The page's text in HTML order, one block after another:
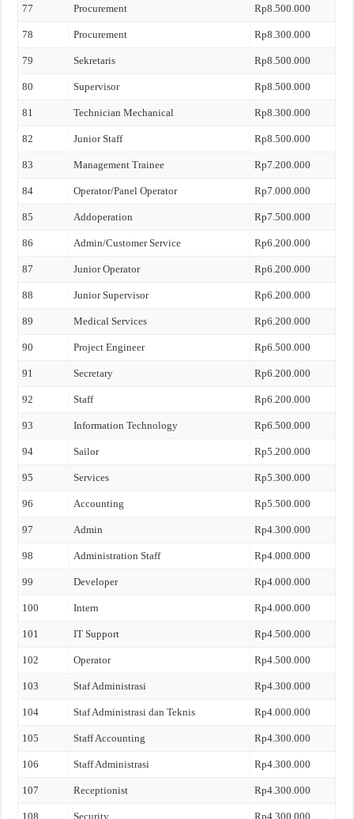
77 Procurement Rp8.500.000
78 Procurement Rp8.300.000
79 Sekretaris Rp8.500.000
80 Supervisor Rp8.500.000
81 Technician Mechanical Rp8.300.000
82 Junior Staff Rp8.500.000
83 Management Trainee Rp7.200.000
84 Operator/Panel Operator Rp7.000.000
85 Addoperation Rp7.500.000
86 Admin/Customer Service Rp6.200.000
87 Junior Operator Rp6.200.000
88 Junior Supervisor Rp6.200.000
89 Medical Services Rp6.200.000
90 Project Engineer Rp6.500.000
91 Secretary Rp6.200.000
92 Staff Rp6.200.000
93 Information Technology Rp6.500.000
94 Sailor Rp5.200.000
95 Services Rp5.300.000
96 Accounting Rp5.500.000
97 Admin Rp4.300.000
98 Administration Staff Rp4.000.000
99 Developer Rp4.000.000
100 Intern Rp4.000.000
101 IT Support Rp4.500.000
102 Operator Rp4.500.000
103 Staf Administrasi Rp4.300.000
104 Staf Administrasi dan Teknis Rp4.000.000
105 Staff Accounting Rp4.300.000
106 Staff Administrasi Rp4.300.000
107 Receptionist Rp4.300.000
108 Security Rp4.300.000